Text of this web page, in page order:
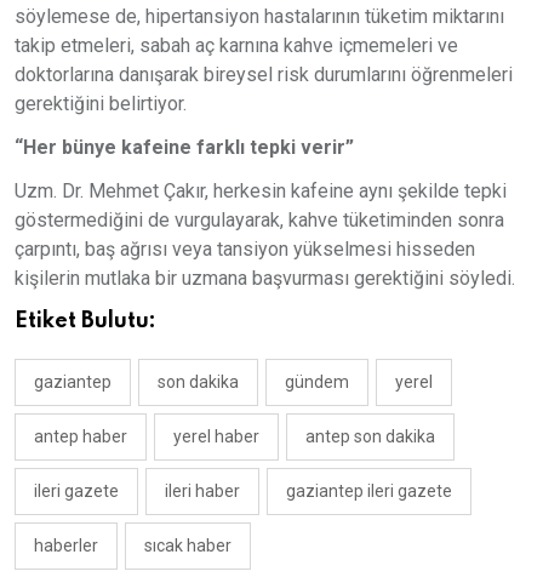
söylemese de, hipertansiyon hastalarının tüketim miktarını
takip etmeleri, sabah aç karnına kahve içmemeleri ve
doktorlarına danışarak bireysel risk durumlarını öğrenmeleri
gerektiğini belirtiyor.
“Her bünye kafeine farklı tepki verir”
Uzm. Dr. Mehmet Çakır, herkesin kafeine aynı şekilde tepki
göstermediğini de vurgulayarak, kahve tüketiminden sonra
çarpıntı, baş ağrısı veya tansiyon yükselmesi hisseden
kişilerin mutlaka bir uzmana başvurması gerektiğini söyledi.
Etiket Bulutu:
gaziantep son dakika gündem yerel
antep haber yerel haber antep son dakika
ileri gazete ileri haber gaziantep ileri gazete
haberler sıcak haber